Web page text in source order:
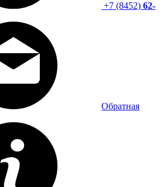
+7 (8452) 62-
Обратная